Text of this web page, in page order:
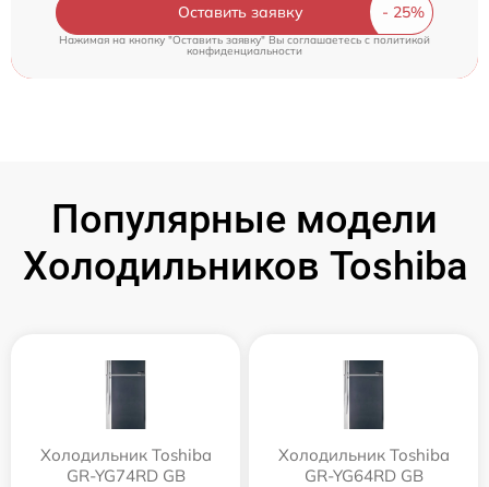
Оставить заявку
Нажимая на кнопку "Оставить заявку" Вы соглашаетесь cполитикой
конфиденциальности
Популярные модели
Холодильников Toshiba
Холодильник Toshiba
GR-YG74RD GB
Холодильник Toshiba
GR-YG64RD GB